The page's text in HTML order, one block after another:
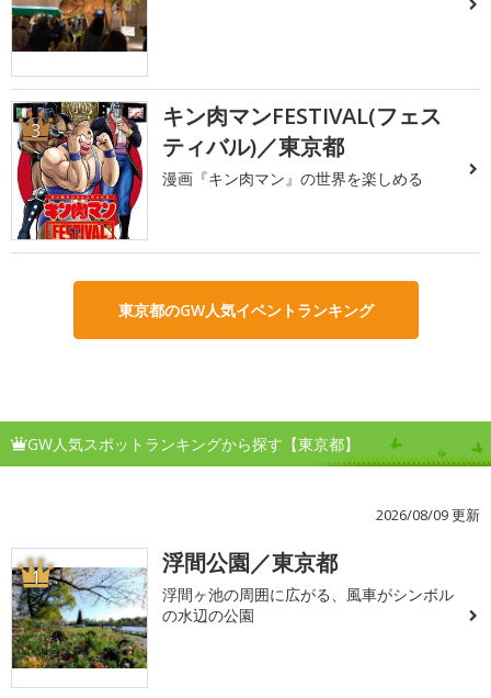
3
キン肉マンFESTIVAL(フェス
ティバル)／東京都
漫画『キン肉マン』の世界を楽しめる
東京都のGW人気イベントランキング
GW人気スポットランキングから探す【東京都】
2026/08/09 更新
1 浮間公園／東京都
浮間ヶ池の周囲に広がる、風車がシンボル
の水辺の公園